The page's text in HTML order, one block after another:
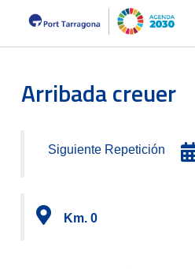
Arribada creuer
Siguiente Repetición
Km. 0